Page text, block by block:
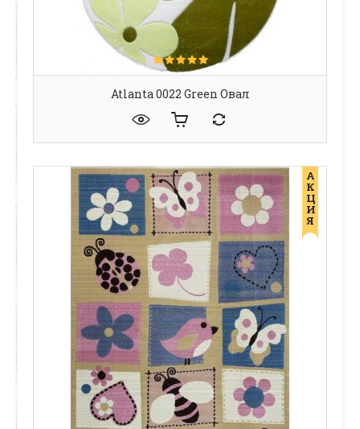
Atlanta 0022 Green Овал
А
К
Ц
И
Я